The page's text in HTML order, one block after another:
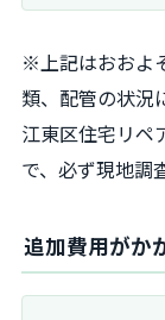
※上記はおおよ
類、配管の状況
江東区住宅リペ
で、必ず現地調
追加費用がか